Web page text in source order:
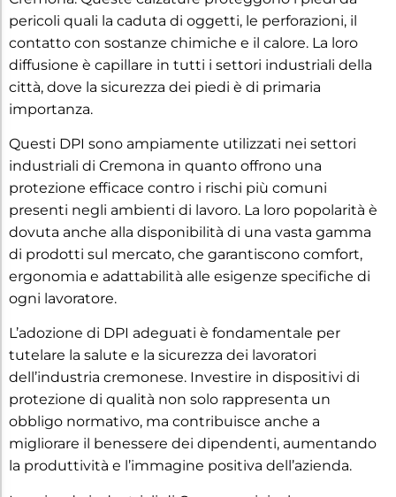
pericoli quali la caduta di oggetti, le perforazioni, il
contatto con sostanze chimiche e il calore. La loro
diffusione è capillare in tutti i settori industriali della
città, dove la sicurezza dei piedi è di primaria
importanza.
Questi DPI sono ampiamente utilizzati nei settori
industriali di Cremona in quanto offrono una
protezione efficace contro i rischi più comuni
presenti negli ambienti di lavoro. La loro popolarità è
dovuta anche alla disponibilità di una vasta gamma
di prodotti sul mercato, che garantiscono comfort,
ergonomia e adattabilità alle esigenze specifiche di
ogni lavoratore.
L’adozione di DPI adeguati è fondamentale per
tutelare la salute e la sicurezza dei lavoratori
dell’industria cremonese. Investire in dispositivi di
protezione di qualità non solo rappresenta un
obbligo normativo, ma contribuisce anche a
migliorare il benessere dei dipendenti, aumentando
la produttività e l’immagine positiva dell’azienda.